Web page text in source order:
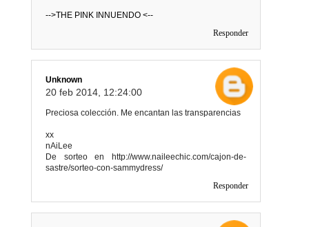
-->THE PINK INNUENDO <--
Responder
Unknown
20 feb 2014, 12:24:00
Preciosa colección. Me encantan las transparencias
xx
nAiLee
De sorteo en http://www.naileechic.com/cajon-de-
sastre/sorteo-con-sammydress/
Responder